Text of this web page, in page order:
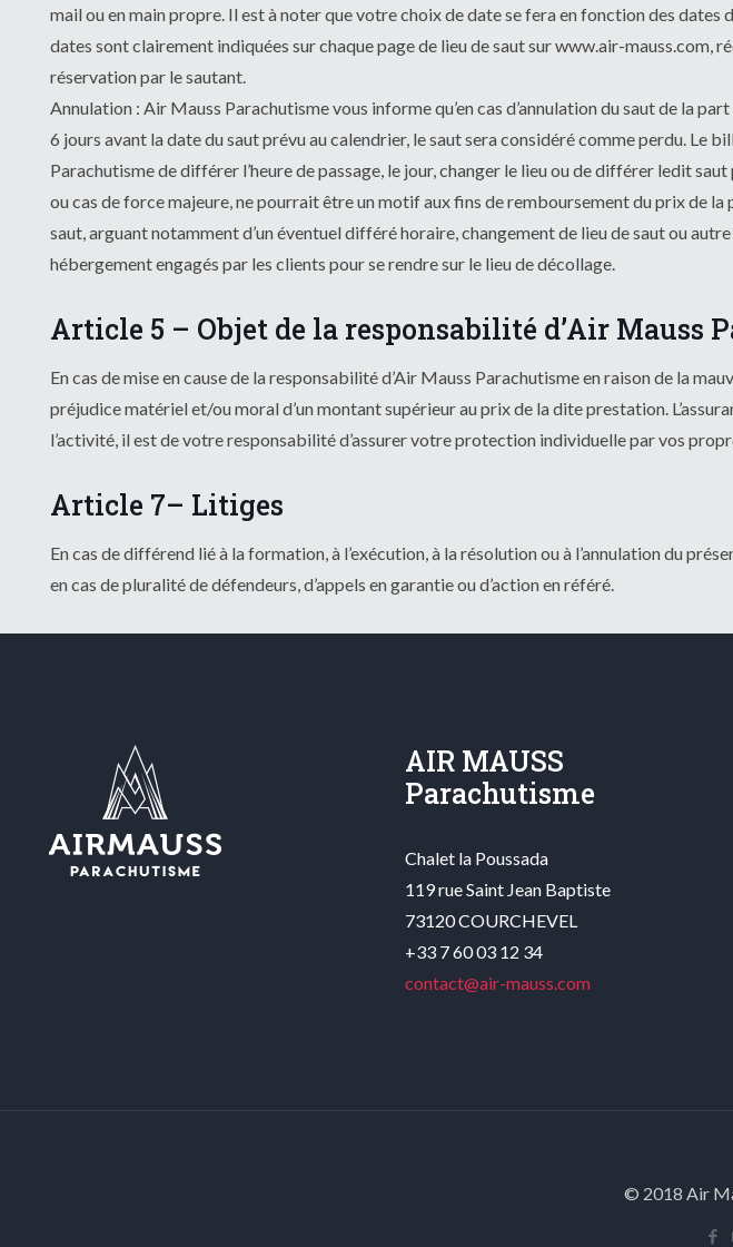
mail ou en main propre. Il est à noter que votre choix de date se fera en fonction des
dates sont clairement indiquées sur chaque page de lieu de saut sur www.air-mauss.com,
réservation par le sautant.
Annulation : Air Mauss Parachutisme vous informe qu’en cas d’annulation du saut de la
6 jours avant la date du saut prévu au calendrier, le saut sera considéré comme perdu. Le
Parachutisme de différer l’heure de passage, le jour, changer le lieu ou de différer ledit
ou cas de force majeure, ne pourrait être un motif aux fins de remboursement du prix de
saut, arguant notamment d’un éventuel différé horaire, changement de lieu de saut ou
hébergement engagés par les clients pour se rendre sur le lieu de décollage.
Article 5 – Objet de la responsabilité d’Air Mauss
En cas de mise en cause de la responsabilité d’Air Mauss Parachutisme en raison de la
préjudice matériel et/ou moral d’un montant supérieur au prix de la dite prestation.
l’activité, il est de votre responsabilité d’assurer votre protection individuelle par vos
Article 7– Litiges
En cas de différend lié à la formation, à l’exécution, à la résolution ou à l’annulation du
en cas de pluralité de défendeurs, d’appels en garantie ou d’action en référé.
AIR MAUSS
Parachutisme
Chalet la Poussada
119 rue Saint Jean Baptiste
73120 COURCHEVEL
+33 7 60 03 12 34
contact@air-mauss.com
© 2018 Air